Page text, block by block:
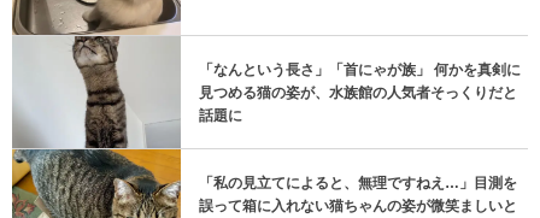
「なんという長さ」「首にゃが族」 何かを真剣に
見つめる猫の姿が、水族館の人気者そっくりだと
話題に
「私の見立てによると、無理ですねえ…」目測を
誤って箱に入れない猫ちゃんの姿が微笑ましいと